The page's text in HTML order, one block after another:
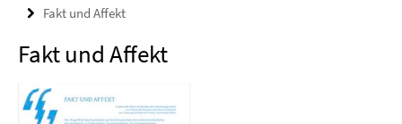
Fakt und Affekt
Fakt und Affekt